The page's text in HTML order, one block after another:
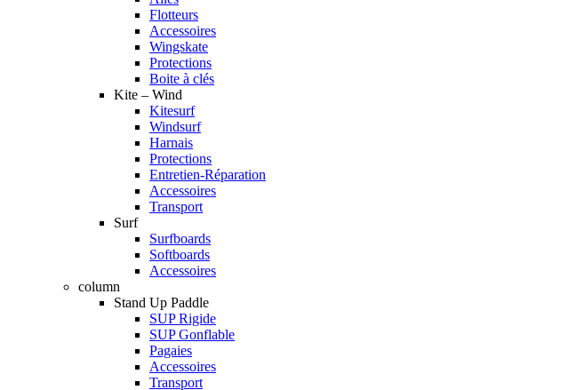
Flotteurs
Accessoires
Wingskate
Protections
Boite à clés
Kite – Wind
Kitesurf
Windsurf
Harnais
Protections
Entretien-Réparation
Accessoires
Transport
Surf
Surfboards
Softboards
Accessoires
column
Stand Up Paddle
SUP Rigide
SUP Gonflable
Pagaies
Accessoires
Transport